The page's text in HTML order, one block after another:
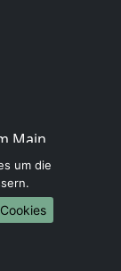
Main
um die